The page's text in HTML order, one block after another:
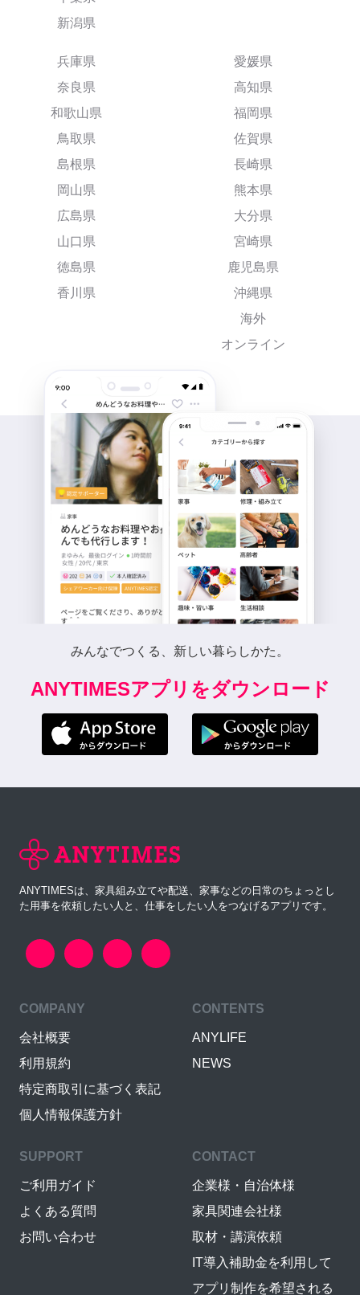
新潟県
兵庫県
奈良県
和歌山県
鳥取県
島根県
岡山県
広島県
山口県
徳島県
香川県
愛媛県
高知県
福岡県
佐賀県
長崎県
熊本県
大分県
宮崎県
鹿児島県
沖縄県
海外
オンライン
みんなでつくる、新しい暮らしかた。
ANYTIMESアプリをダウンロード
ANYTIMESは、家具組み立てや配送、家事などの日常のちょっとし
た用事を依頼したい人と、仕事をしたい人をつなげるアプリです。
COMPANY
会社概要
利用規約
特定商取引に基づく表記
個人情報保護方針
CONTENTS
ANYLIFE
NEWS
SUPPORT
ご利用ガイド
よくある質問
お問い合わせ
CONTACT
企業様・自治体様
家具関連会社様
取材・講演依頼
IT導入補助金を利用して
アプリ制作を希望される